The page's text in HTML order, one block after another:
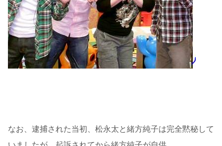
なお、逮捕された当初、松永太と緒方純子は完全黙秘して